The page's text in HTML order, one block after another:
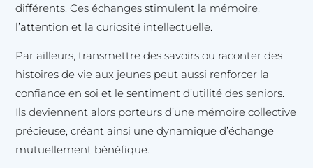
différents. Ces échanges stimulent la mémoire,
l’attention et la curiosité intellectuelle.
Par ailleurs, transmettre des savoirs ou raconter des
histoires de vie aux jeunes peut aussi renforcer la
confiance en soi et le sentiment d’utilité des seniors.
Ils deviennent alors porteurs d’une mémoire collective
précieuse, créant ainsi une dynamique d’échange
mutuellement bénéfique.